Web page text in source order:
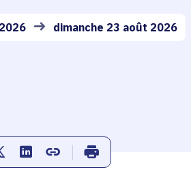
dimanche 23 août 2026
sur Facebook
sur Twitter
Partager sur Linkedin
Copier dans le presse-papier
Imprimer